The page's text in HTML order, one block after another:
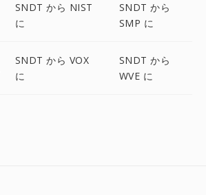
SNDT から NIST
に
SNDT から
SMP に
SNDT から VOX
に
SNDT から
WVE に